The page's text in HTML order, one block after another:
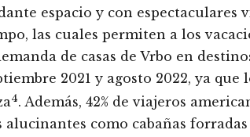
espacio y con espectaculares
las cuales permiten a los
de casas de Vrbo en
2021 y agosto 2022, ya
4. Además, 42% de viajeros
como cabañas